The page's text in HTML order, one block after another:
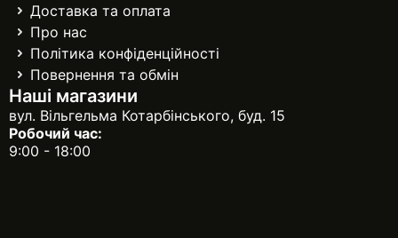
Доставка та оплата
Про нас
Політика конфіденційності
Повернення та обмін
Наші магазини
вул. Вільгельма Котарбінського, буд. 15
Робочий час:
9:00 - 18:00